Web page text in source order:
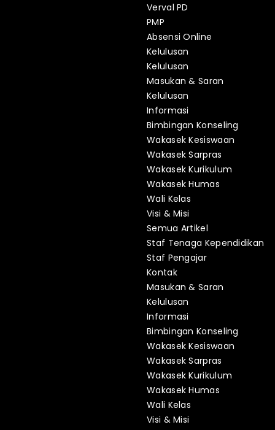
Verval PD
PMP
Absensi Online
Kelulusan
Kelulusan
Masukan & Saran
Kelulusan
Informasi
Bimbingan Konseling
Wakasek Kesiswaan
Wakasek Sarpras
Wakasek Kurikulum
Wakasek Humas
Wali Kelas
Visi & Misi
Semua Artikel
Staf Tenaga Kependidikan
Staf Pengajar
Kontak
Masukan & Saran
Kelulusan
Informasi
Bimbingan Konseling
Wakasek Kesiswaan
Wakasek Sarpras
Wakasek Kurikulum
Wakasek Humas
Wali Kelas
Visi & Misi